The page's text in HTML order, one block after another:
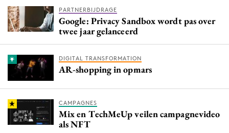
PARTNERBIJDRAGE
Google: Privacy Sandbox wordt pas over
twee jaar gelanceerd
DIGITAL TRANSFORMATION
AR-shopping in opmars
CAMPAGNES
Mix en TechMeUp veilen campagnevideo
als NFT